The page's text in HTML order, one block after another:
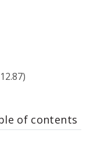
discount
of contents